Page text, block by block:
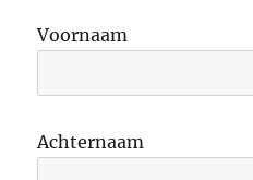
Voornaam
Achternaam